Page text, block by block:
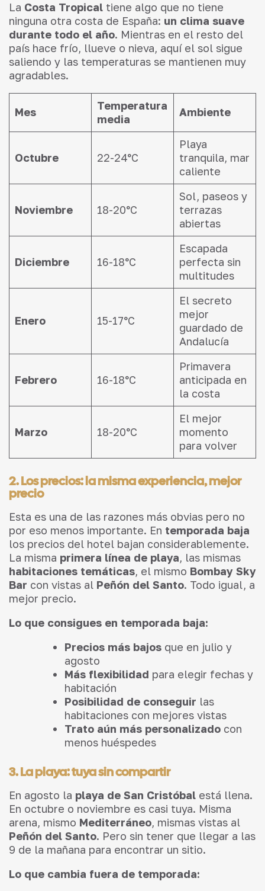
La Costa Tropical tiene algo que no tiene
ninguna otra costa de España: un clima suave
durante todo el año. Mientras en el resto del
país hace frío, llueve o nieva, aquí el sol sigue
saliendo y las temperaturas se mantienen muy
agradables.
Mes
Temperatura
media
Ambiente
Octubre 22-24°C
Playa
tranquila, mar
caliente
Noviembre 18-20°C
Sol, paseos y
terrazas
abiertas
Diciembre 16-18°C
Escapada
perfecta sin
multitudes
Enero 15-17°C
El secreto
mejor
guardado de
Andalucía
Febrero 16-18°C
Primavera
anticipada en
la costa
Marzo 18-20°C
El mejor
momento
para volver
2. Los precios: la misma experiencia, mejor
precio
Esta es una de las razones más obvias pero no
por eso menos importante. En temporada baja
los precios del hotel bajan considerablemente.
La misma primera línea de playa, las mismas
habitaciones temáticas, el mismo Bombay Sky
Bar con vistas al Peñón del Santo. Todo igual, a
mejor precio.
Lo que consigues en temporada baja:
Precios más bajos que en julio y
agosto
Más flexibilidad para elegir fechas y
habitación
Posibilidad de conseguir las
habitaciones con mejores vistas
Trato aún más personalizado con
menos huéspedes
3. La playa: tuya sin compartir
En agosto la playa de San Cristóbal está llena.
En octubre o noviembre es casi tuya. Misma
arena, mismo Mediterráneo, mismas vistas al
Peñón del Santo. Pero sin tener que llegar a las
9 de la mañana para encontrar un sitio.
Lo que cambia fuera de temporada: